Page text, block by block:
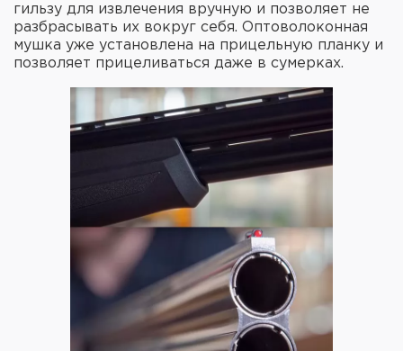
гильзу для извлечения вручную и позволяет не
разбрасывать их вокруг себя. Оптоволоконная
мушка уже установлена на прицельную планку и
позволяет прицеливаться даже в сумерках.